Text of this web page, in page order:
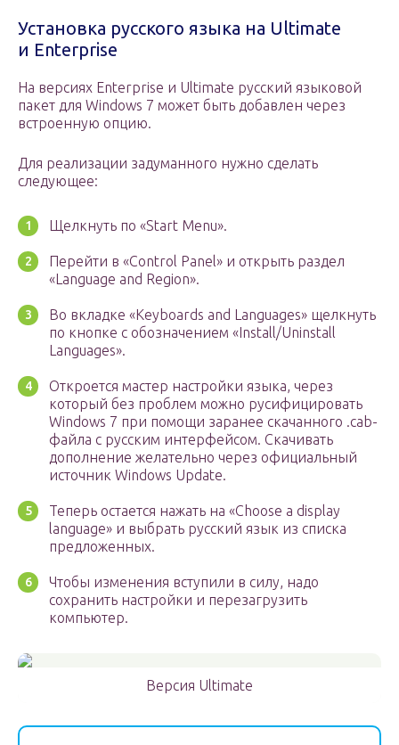
Установка русского языка на Ultimate
и Enterprise
На версиях Enterprise и Ultimate русский языковой
пакет для Windows 7 может быть добавлен через
встроенную опцию.
Для реализации задуманного нужно сделать
следующее:
Щелкнуть по «Start Menu».
Перейти в «Control Panel» и открыть раздел
«Language and Region».
Во вкладке «Keyboards and Languages» щелкнуть
по кнопке с обозначением «Install/Uninstall
Languages».
Откроется мастер настройки языка, через
который без проблем можно русифицировать
Windows 7 при помощи заранее скачанного .cab-
файла с русским интерфейсом. Скачивать
дополнение желательно через официальный
источник Windows Update.
Теперь остается нажать на «Choose a display
language» и выбрать русский язык из списка
предложенных.
Чтобы изменения вступили в силу, надо
сохранить настройки и перезагрузить
компьютер.
Версия Ultimate